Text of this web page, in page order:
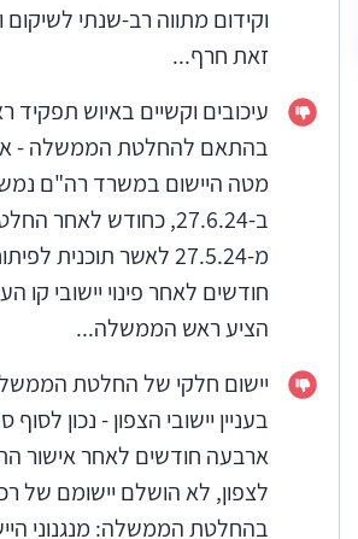
וקידום מתווה רב-שנתי לשיקום
זאת חרף...
עיכובים וקשיים באיוש תפקיד
בהתאם להחלטת הממשלה -
מטה היישום במשרד רה"ם
ב-27.6.24, כחודש
מ-27.5.24 לאשר תוכנית
חודשים לאחר פינוי יישובי קו
הציע ראש הממשלה...
יישום חלקי של החלטת
ארבעה חודשים לאחר אישור
לצפון, לא הושלם יישומם של
בהחלטת הממשלה: מנגנוני